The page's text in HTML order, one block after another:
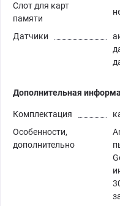
Слот для карт
памяти
Датчики
Дополнительная
Комплектация
Особенности,
дополнительно